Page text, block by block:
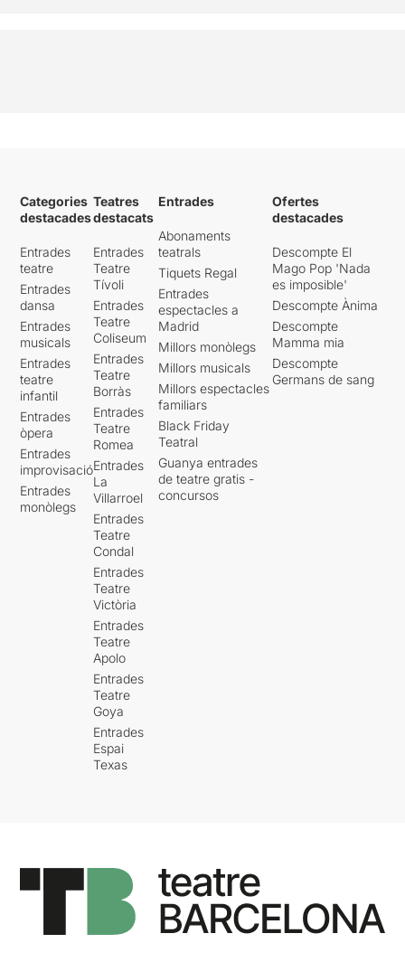
Categories
destacades
Entrades
teatre
Entrades
dansa
Entrades
musicals
Entrades
teatre
infantil
Entrades
òpera
Entrades
improvisació
Entrades
monòlegs
Teatres
destacats
Entrades
Teatre
Tívoli
Entrades
Teatre
Coliseum
Entrades
Teatre
Borràs
Entrades
Teatre
Romea
Entrades
La
Villarroel
Entrades
Teatre
Condal
Entrades
Teatre
Victòria
Entrades
Teatre
Apolo
Entrades
Teatre
Goya
Entrades
Espai
Texas
Entrades
Abonaments
teatrals
Tiquets Regal
Entrades
espectacles a
Madrid
Millors monòlegs
Millors musicals
Millors espectacles
familiars
Black Friday
Teatral
Guanya entrades
de teatre gratis -
concursos
Ofertes
destacades
Descompte El
Mago Pop 'Nada
es imposible'
Descompte Ànima
Descompte
Mamma mia
Descompte
Germans de sang